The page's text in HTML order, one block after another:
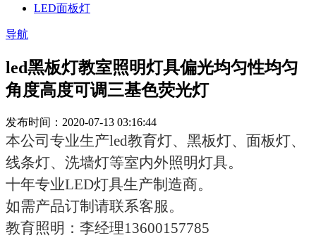
LED面板灯
导航
led黑板灯教室照明灯具偏光均匀性均匀
角度高度可调三基色荧光灯
发布时间：2020-07-13 03:16:44
本公司专业生产led教育灯、黑板灯、面板灯、
线条灯、洗墙灯等室内外照明灯具。
十年专业LED灯具生产制造商。
如需产品订制请联系客服。
教育照明：李经理13600157785